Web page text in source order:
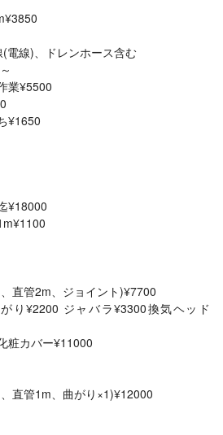
電線)、ドレンホース含む
業¥5500
¥1650
¥18000
直管2m、ジョイント)¥7700
り¥2200 ジャバラ¥3300換気ヘッド
粧カバー¥11000
直管1m、曲がり×1)¥12000